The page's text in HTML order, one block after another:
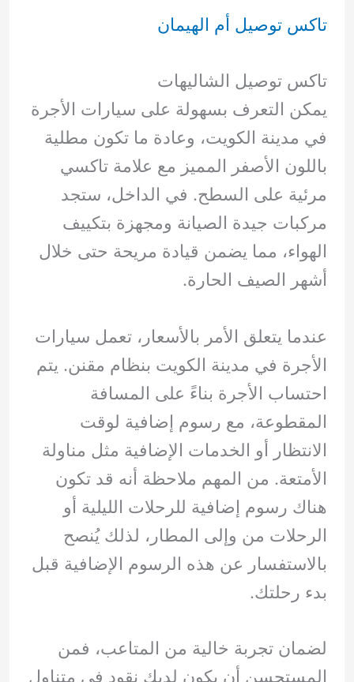
تاكس توصيل أم الهيمان
تاكس توصيل الشاليهات
يمكن التعرف بسهولة على سيارات الأجرة
في مدينة الكويت، وعادة ما تكون مطلية
باللون الأصفر المميز مع علامة تاكسي
مرئية على السطح. في الداخل، ستجد
مركبات جيدة الصيانة ومجهزة بتكييف
الهواء، مما يضمن قيادة مريحة حتى خلال
أشهر الصيف الحارة.
عندما يتعلق الأمر بالأسعار، تعمل سيارات
الأجرة في مدينة الكويت بنظام مقنن. يتم
احتساب الأجرة بناءً على المسافة
المقطوعة، مع رسوم إضافية لوقت
الانتظار أو الخدمات الإضافية مثل مناولة
الأمتعة. من المهم ملاحظة أنه قد تكون
هناك رسوم إضافية للرحلات الليلية أو
الرحلات من وإلى المطار، لذلك يُنصح
بالاستفسار عن هذه الرسوم الإضافية قبل
بدء رحلتك.
لضمان تجربة خالية من المتاعب، فمن
المستحسن أن يكون لديك نقود في متناول